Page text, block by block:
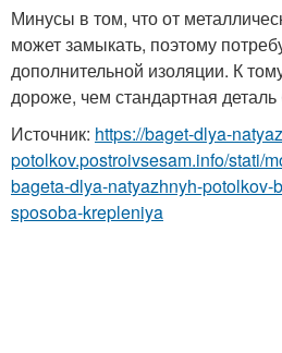
Минусы в том, что от
может замыкать, поэтому
дополнительной изоляции. К
дороже, чем стандартная деталь
Источник: https://baget-dlya-
potolkov.postroivsesam.info/stati/
bageta-dlya-natyazhnyh-
sposoba-krepleniya